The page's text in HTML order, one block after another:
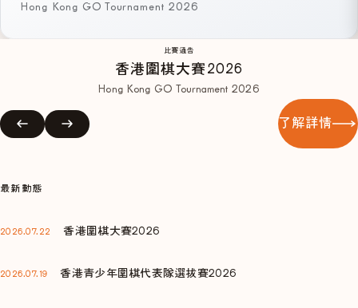
Hong Kong GO Tournament 2026
比賽通告
香港圍棋大賽2026
Hong Kong GO Tournament 2026
了解詳情
最新動態
2026.07.22 香港圍棋大賽2026
2026.07.19 香港青少年圍棋代表隊選拔賽2026